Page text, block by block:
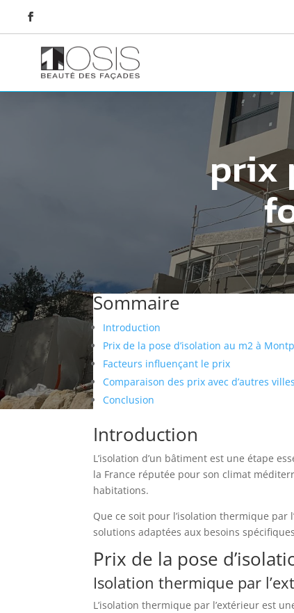
prix
Sommaire
Introduction
Prix de la pose d’isolation au m2 à
Facteurs influençant le prix
Comparaison des prix avec d’autres villes
Conclusion
Introduction
L’isolation d’un bâtiment est une étape
la France réputée pour son climat
habitations.
Que ce soit pour l’isolation thermique
solutions adaptées aux besoins
Prix de la pose
Isolation thermique par
L’isolation thermique par l’extérieur est